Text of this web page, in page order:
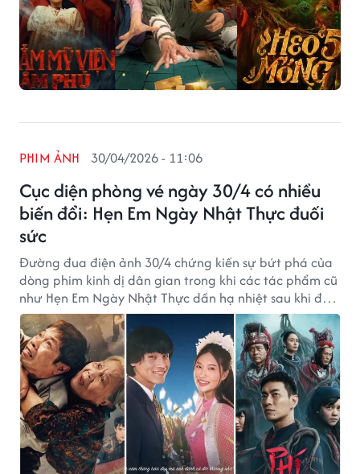
Cục diện phòng vé ngày 30/4 có nhiều
biến đổi: Hẹn Em Ngày Nhật Thực đuối
sức
PHIM ẢNH 30/04/2026 - 11:06
Đường đua điện ảnh 30/4 chứng kiến sự bứt phá của
dòng phim kinh dị dân gian trong khi các tác phẩm cũ
như Hẹn Em Ngày Nhật Thực dần hạ nhiệt sau khi đạt
100 tỷ.